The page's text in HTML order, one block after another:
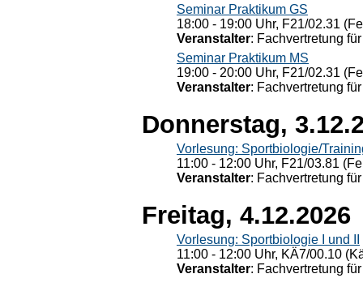
Seminar Praktikum GS
18:00 - 19:00 Uhr, F21/02.31
Veranstalter: Fachvertretung
Seminar Praktikum MS
19:00 - 20:00 Uhr, F21/02.31
Veranstalter: Fachvertretung
Donnerstag,
Vorlesung: Sportbiologie/
11:00 - 12:00 Uhr, F21/03.81
Veranstalter: Fachvertretung
Freitag, 4.12.2026
Vorlesung: Sportbiologie I und II
11:00 - 12:00 Uhr, KÄ7/00.10
Veranstalter: Fachvertretung